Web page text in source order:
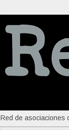
Red de asociaciones